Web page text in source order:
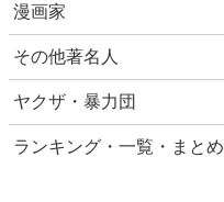
漫画家
その他著名人
ヤクザ・暴力団
ランキング・一覧・まとめ